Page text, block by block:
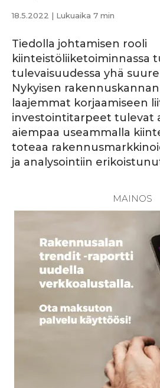
18.5.2022 | Lukuaika 7 min
Tiedolla johtamisen rooli
kiinteistöliiketoiminnassa
tulevaisuudessa yhä
Nykyisen
laajemmat korjaamiseen
investointitarpeet tulevat
aiempaa useammalla
toteaa
ja analysointiin